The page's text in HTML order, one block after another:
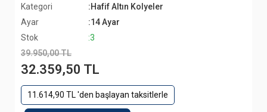
Kategori
:Hafif Altın Kolyeler
Ayar
:14 Ayar
Stok
:3
39.950,00 TL
32.359,50 TL
11.614,90 TL 'den başlayan taksitlerle